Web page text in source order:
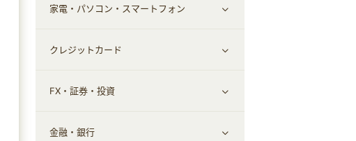
食材宅配
ウォーターサーバー
エステ・サロン
メンズ美容
スポーツ・フィットネス
日用品・薬局・からだ
すべて見る
ネット買取
家電・パソコン・スマートフォン
すべて見る
家電・パソコン・ソフトウェア
通信・レンタルサーバー
クレジットカード
すべて見る
クレジットカード
FX・証券・投資
すべて見る
金融・銀行